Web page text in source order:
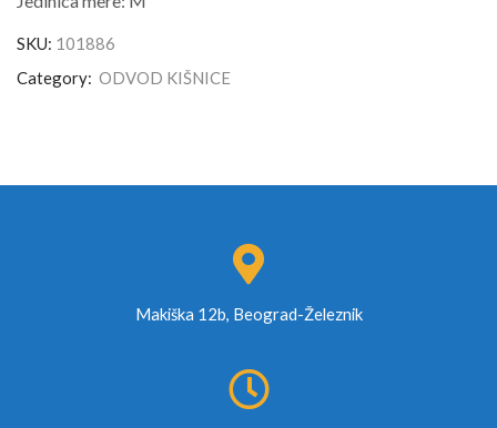
SKU: 101886
Category: ODVOD KIŠNICE
Makiška 12b, Beograd-Železnik